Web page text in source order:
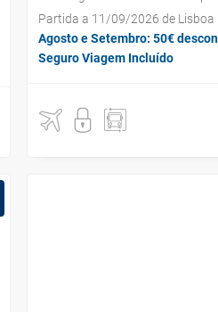
Partida a 11/09/2026 de Lisboa
Agosto e Setembro: 50€
Seguro Viagem Incluído